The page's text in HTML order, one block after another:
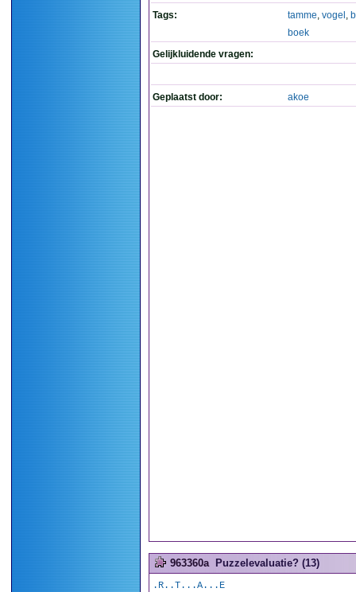
Tags:
tamme, vogel ,
boek
Gelijkluidende vragen:
Geplaatst door: akoe
963360a Puzzelevaluatie? (13)
.R..T...A...E